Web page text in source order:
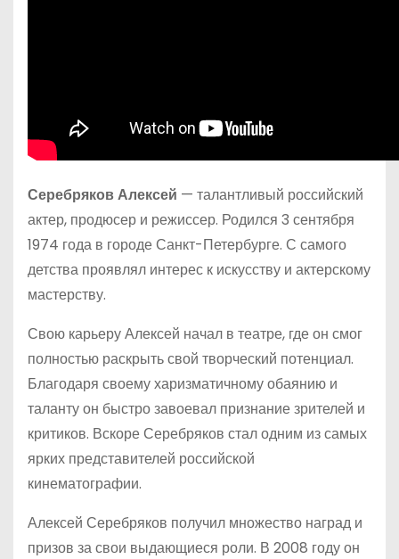
Серебряков Алексей — талантливый российский
актер, продюсер и режиссер. Родился 3 сентября
1974 года в городе Санкт-Петербурге. С самого
детства проявлял интерес к искусству и актерскому
мастерству.
Свою карьеру Алексей начал в театре, где он смог
полностью раскрыть свой творческий потенциал.
Благодаря своему харизматичному обаянию и
таланту он быстро завоевал признание зрителей и
критиков. Вскоре Серебряков стал одним из самых
ярких представителей российской
кинематографии.
Алексей Серебряков получил множество наград и
призов за свои выдающиеся роли. В 2008 году он